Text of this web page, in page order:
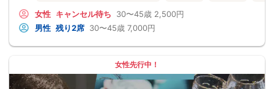
女性 キャンセル待ち 30〜45歳 2,500円
男性 残り2席 30〜45歳 7,000円
女性先行中！